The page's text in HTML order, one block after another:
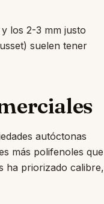
los 2-3 mm justo
suelen tener
autóctonas
más polifenoles que
ha priorizado calibre,